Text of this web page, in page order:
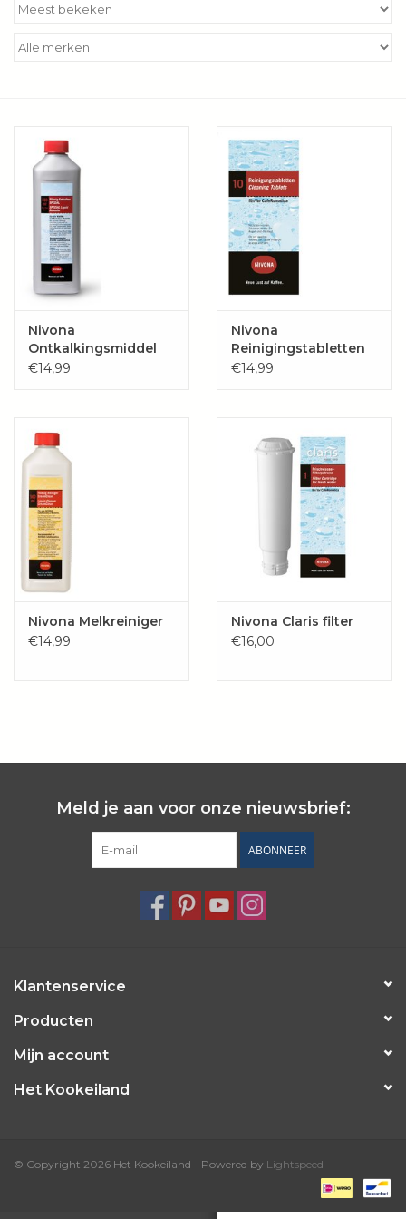
Aanbiedingen ✅
Cadeau idee
Zomer ☀️
Cadeaubonnen
Wie zijn wij?
Nivona
Ontkalkingsmiddel
€14,99
Nivona
Reinigingstabletten
€14,99
Nivona Melkreiniger
€14,99
Nivona Claris filter
€16,00
Meld je aan voor onze nieuwsbrief:
ABONNEER
Klantenservice
Producten
Mijn account
Het Kookeiland
© Copyright 2026 Het Kookeiland - Powered by Lightspeed